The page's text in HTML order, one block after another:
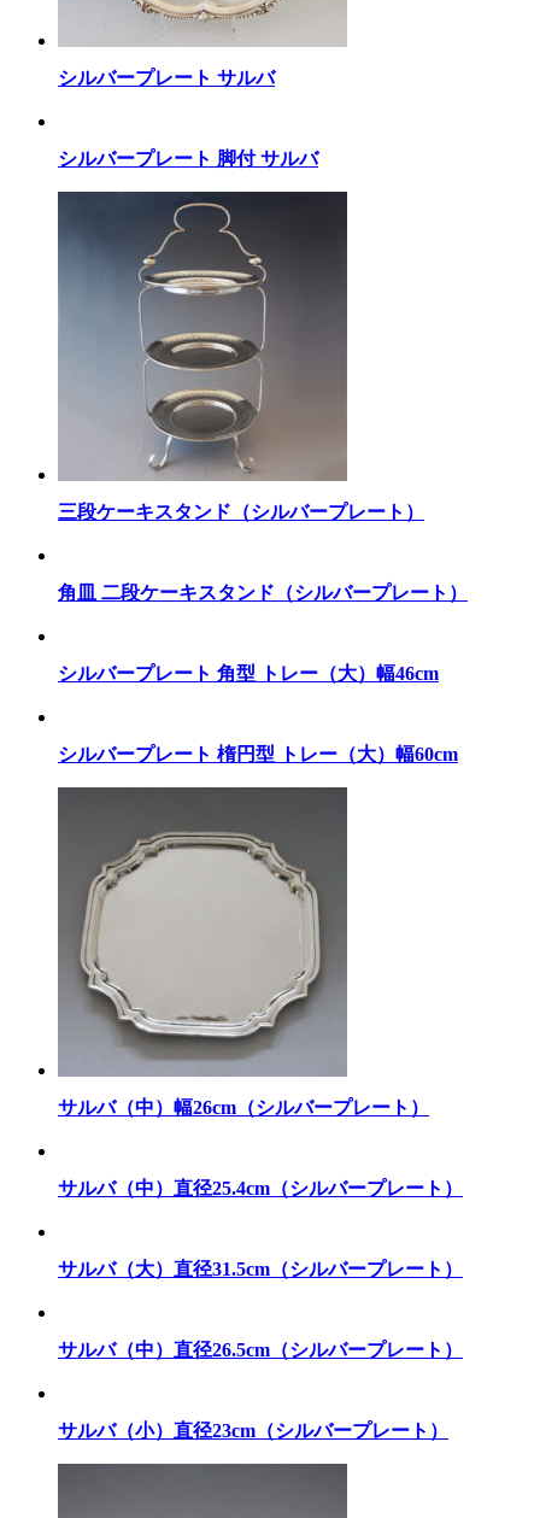
シルバープレート サルバ
シルバープレート 脚付 サルバ
三段ケーキスタンド（シルバープレート）
角皿 二段ケーキスタンド（シルバープレート）
シルバープレート 角型 トレー（大）幅46cm
シルバープレート 楕円型 トレー（大）幅60cm
サルバ（中）幅26cm（シルバープレート）
サルバ（中）直径25.4cm（シルバープレート）
サルバ（大）直径31.5cm（シルバープレート）
サルバ（中）直径26.5cm（シルバープレート）
サルバ（小）直径23cm（シルバープレート）